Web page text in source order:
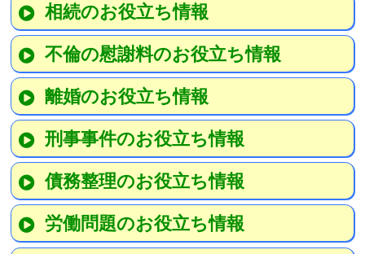
相続のお役立ち情報
不倫の慰謝料のお役立ち情報
離婚のお役立ち情報
刑事事件のお役立ち情報
債務整理のお役立ち情報
労働問題のお役立ち情報